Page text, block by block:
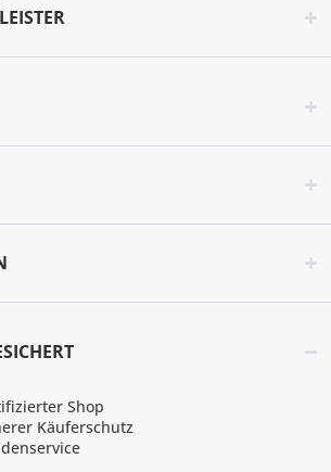
Shop
Käuferschutz